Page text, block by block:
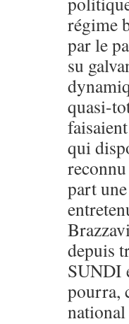
régime
par le
su
quasi-
qui
part
depuis
SUNDI
pourra,
national